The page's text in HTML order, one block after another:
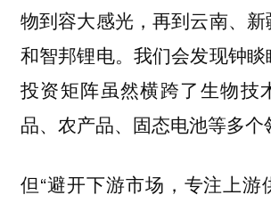
物到容大感光，再到云南、
和智邦锂电。我们会发现钟
投资矩阵虽然横跨了生物技
品、农产品、固态电池等多个
但“避开下游市场，专注上游